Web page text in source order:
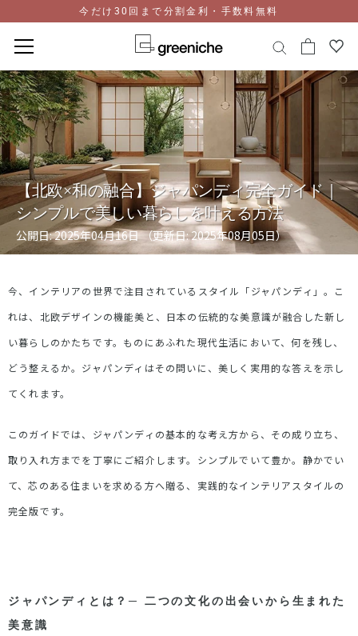
コ
ン
テ
ン
ツ
に
ス
キ
ッ
プ
今だけ30回まで分割金利・手数料無料
【北欧×和の融合】ジャパンディ完全ガイド｜
シンプルで美しい暮らしを叶える方法
公開日: 2025年04月16日 （更新日: 2025年08月05日）
今、インテリアの世界で注目されているスタイル「ジャパンディ」。こ
れは、北欧デザインの機能美と、日本の伝統的な美意識が融合した新し
い暮らしのかたちです。ものにあふれた現代生活において、何を残し、
どう整えるか。ジャパンディはその問いに、美しく実用的な答えを示し
てくれます。
このガイドでは、ジャパンディの基本的な考え方から、その成り立ち、
取り入れ方までを丁寧にご紹介します。シンプルでいて豊か。静かでい
て、芯のある住まいを求める方へ贈る、実践的なインテリアスタイルの
完全版です。
ジャパンディとは？─
二つの文化の出会いから生まれた
美意識